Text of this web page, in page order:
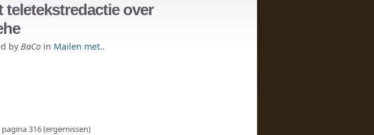
teletekstredactie over
byBaCo in Mailen met..
316 (ergernissen)